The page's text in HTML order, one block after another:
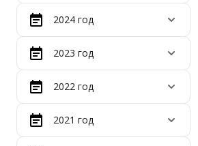
2024 год
2023 год
2022 год
2021 год